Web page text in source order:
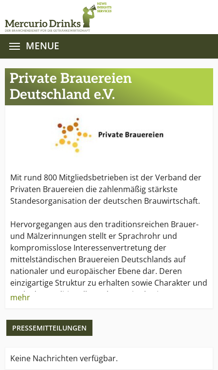
MENUE
Private Brauereien
Deutschland e.V.
Mit rund 800 Mitgliedsbetrieben ist der Verband der
Privaten Brauereien die zahlenmäßig stärkste
Standesorganisation der deutschen Brauwirtschaft.
Hervorgegangen aus den traditionsreichen Brauer-
und Mälzerinnungen stellt er Sprachrohr und
kompromisslose Interessenvertretung der
mittelständischen Brauereien Deutschlands auf
nationaler und europäischer Ebene dar. Deren
einzigartige Struktur zu erhalten sowie Charakter und
Seele des traditionellen Lebensmittels Bier zu
und unseres Selbstverständnisses.
mehr
PRESSEMITTEILUNGEN
Keine Nachrichten verfügbar.